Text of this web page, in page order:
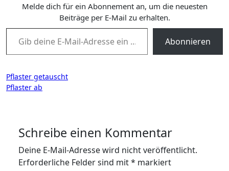
Melde dich für ein Abonnement an, um die neuesten
Beiträge per E-Mail zu erhalten.
Gib deine E-Mail-Adresse ein ...
Abonnieren
Beitragsnavigation
Pflaster getauscht
Pflaster ab
Schreibe einen Kommentar
Deine E-Mail-Adresse wird nicht veröffentlicht.
Erforderliche Felder sind mit* markiert